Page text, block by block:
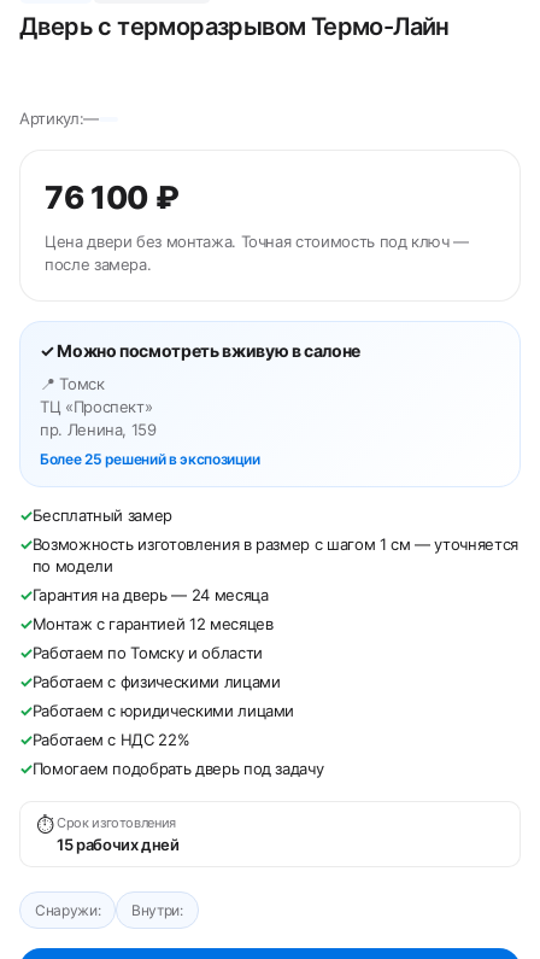
Дверь с терморазрывом Термо-Лайн
Артикул:—
76 100 ₽
Цена двери без монтажа. Точная стоимость под ключ —
после замера.
✓ Можно посмотреть вживую в салоне
📍 Томск
ТЦ «Проспект»
пр. Ленина, 159
Более 25 решений в экспозиции
✓Бесплатный замер
✓Возможность изготовления в размер с шагом 1 см — уточняется
по модели
✓Гарантия на дверь — 24 месяца
✓Монтаж с гарантией 12 месяцев
✓Работаем по Томску и области
✓Работаем с физическими лицами
✓Работаем с юридическими лицами
✓Работаем с НДС 22%
✓Помогаем подобрать дверь под задачу
⏱ Срок изготовления
15 рабочих дней
Снаружи: Внутри: